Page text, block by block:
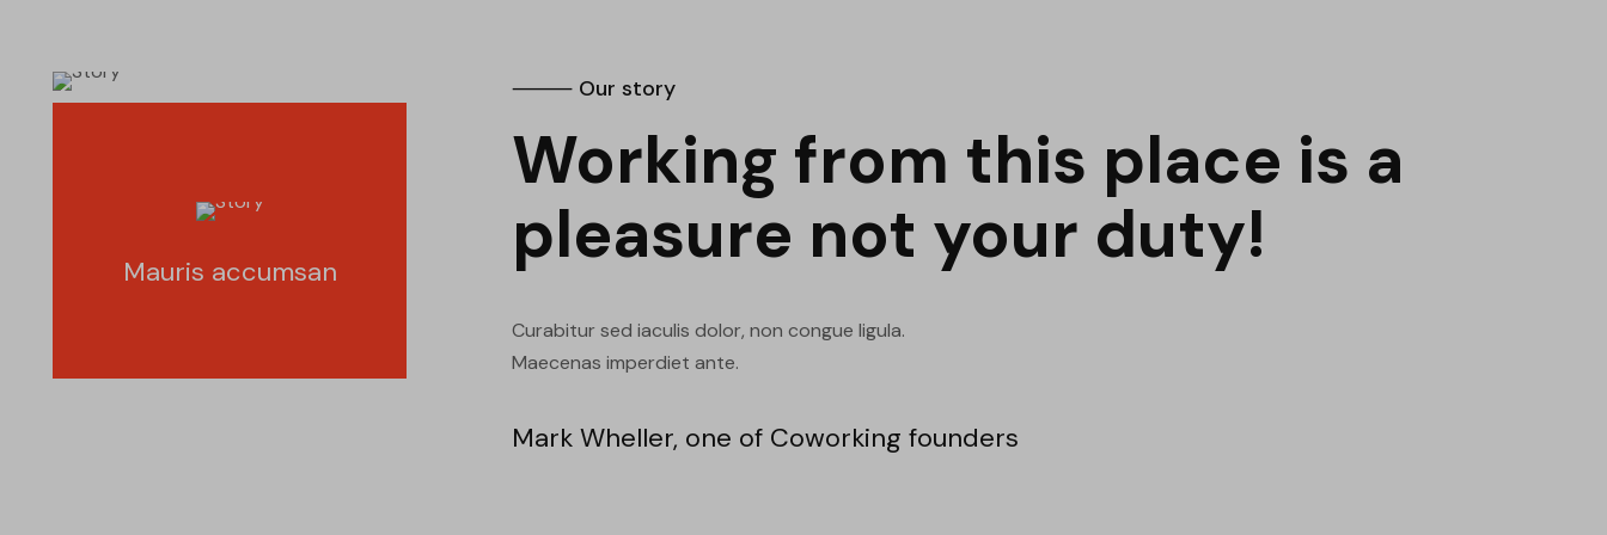
Mauris accumsan
⸻ Our story
Working from this place is a
pleasure not your duty!
Curabitur sed iaculis dolor, non congue ligula.
Maecenas imperdiet ante.
Mark Wheller, one of Coworking founders